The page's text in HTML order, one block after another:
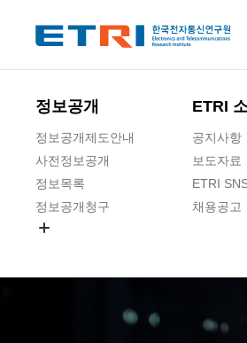
정보공개
정보공개제도안내
사전정보공개
정보목록
정보공개청구
ETRI
공지사항
보도자료
ETRI
채용공고